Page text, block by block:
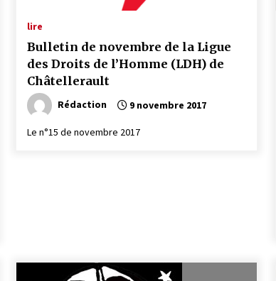
lire
Bulletin de novembre de la Ligue
des Droits de l’Homme (LDH) de
Châtellerault
Rédaction 9 novembre 2017
Le n°15 de novembre 2017